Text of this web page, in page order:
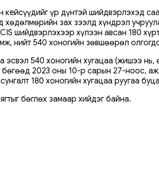
үр дүнтэй шийдвэрлэхэд
зах зээлд хүндрэл
шийдвэрлэхээр хүлээн авсан 180
нийт 540 хоногийн зөвшөөрөл
540 хоногийн хугацаа (жишээ нь,
2023 оны 10-р сарын 27-ноос,
180 хоногийн хугацаа руугаа
бөглөх замаар хийдэг байна.